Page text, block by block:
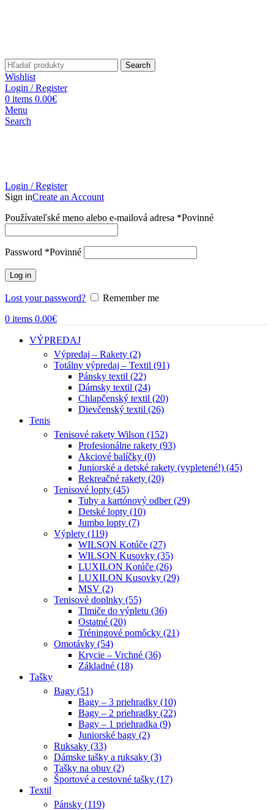
Search
Wishlist
Login / Register
0 items 0.00€
Menu
Search
Login / Register
Sign inCreate an Account
Používateľské meno alebo e-mailová adresa *Povinné
Password *Povinné
Log in
Lost your password?
Remember me
0 items 0.00€
VÝPREDAJ
Výpredaj – Rakety (2)
Totálny výpredaj – Textil (91)
Pánsky textil (22)
Dámsky textil (24)
Chlapčenský textil (20)
Dievčenský textil (26)
Tenis
Tenisové rakety Wilson (152)
Profesionálne rakety (93)
Akciové balíčky (0)
Juniorské a detské rakety (vypletené!) (45)
Rekreačné rakety (20)
Tenisové lopty (45)
Tuby a kartónový odber (29)
Detské lopty (10)
Jumbo lopty (7)
Výplety (119)
WILSON Kotúče (27)
WILSON Kusovky (35)
LUXILON Kotúče (26)
LUXILON Kusovky (29)
MSV (2)
Tenisové doplnky (55)
Tlmiče do výpletu (36)
Ostatné (20)
Tréningové pomôcky (21)
Omotávky (54)
Krycie – Vrchné (36)
Základné (18)
Tašky
Bagy (51)
Bagy – 3 priehradky (10)
Bagy – 2 priehradky (22)
Bagy – 1 priehradka (9)
Juniorské bagy (2)
Ruksaky (33)
Dámske tašky a ruksaky (3)
Tašky na obuv (2)
Športové a cestovné tašky (17)
Textil
Pánsky (119)